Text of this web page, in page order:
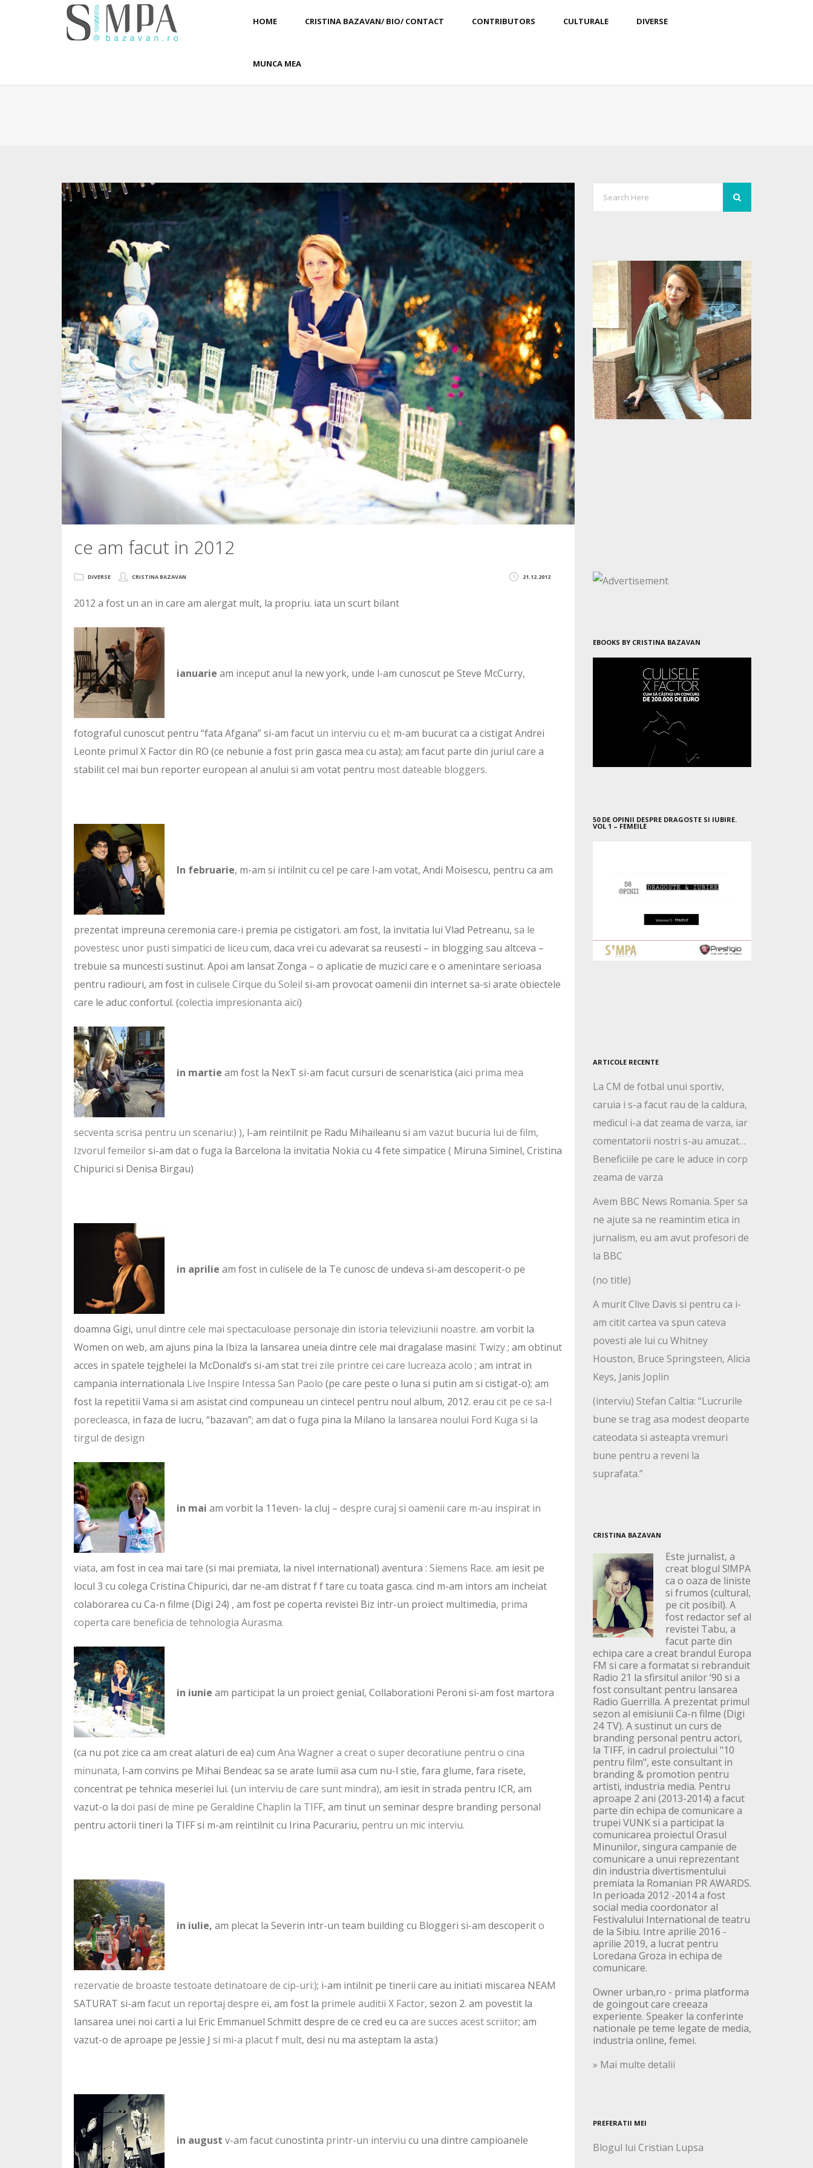
HOME CRISTINA BAZAVAN/ BIO/ CONTACT CONTRIBUTORS CULTURALE DIVERSE
MUNCA MEA
ce am facut in 2012
21.12.2012
DIVERSE CRISTINA BAZAVAN
2012 a fost un an in care am alergat mult, la propriu. iata un scurt bilant
ianuarie am inceput anul la new york, unde l-am cunoscut pe Steve McCurry,
fotograful cunoscut pentru “fata Afgana” si-am facut un interviu cu el; m-am bucurat ca a cistigat Andrei
Leonte primul X Factor din RO (ce nebunie a fost prin gasca mea cu asta); am facut parte din juriul care a
stabilit cel mai bun reporter european al anului si am votat pentru most dateable bloggers.
In februarie, m-am si intilnit cu cel pe care l-am votat, Andi Moisescu, pentru ca am
prezentat impreuna ceremonia care-i premia pe cistigatori. am fost, la invitatia lui Vlad Petreanu, sa le
povestesc unor pusti simpatici de liceu cum, daca vrei cu adevarat sa reusesti – in blogging sau altceva –
trebuie sa muncesti sustinut. Apoi am lansat Zonga – o aplicatie de muzici care e o amenintare serioasa
pentru radiouri, am fost in culisele Cirque du Soleil si-am provocat oamenii din internet sa-si arate obiectele
care le aduc confortul. (colectia impresionanta aici)
in martie am fost la NexT si-am facut cursuri de scenaristica (aici prima mea
secventa scrisa pentru un scenariu:) ), l-am reintilnit pe Radu Mihaileanu si am vazut bucuria lui de film,
Izvorul femeilorsi-am dat o fuga la Barcelona la invitatia Nokia cu 4 fete simpatice ( Miruna Siminel, Cristina
Chipurici si Denisa Birgau)
in aprilie am fost in culisele de la Te cunosc de undeva si-am descoperit-o pe
doamna Gigi, unul dintre cele mai spectaculoase personaje din istoria televiziunii noastre. am vorbit la
Women on web, am ajuns pina la Ibiza la lansarea uneia dintre cele mai dragalase masini: Twizy; am obtinut
acces in spatele tejghelei la McDonald’s si-am stattrei zile printre cei care lucreaza acolo ; am intrat in
campania internationala Live Inspire Intessa San Paolo (pe care peste o luna si putin am si cistigat-o); am
fost la repetitii Vama si am asistat cind compuneau un cintecel pentru noul album, 2012. erau cit pe ce sa-l
porecleasca, in faza de lucru, “bazavan”; am dat o fuga pina la Milano la lansarea noului Ford Kuga si la
tirgul de design
in mai am vorbit la 11even- la cluj – despre curaj si oamenii care m-au inspirat in
viata, am fost in cea mai tare (si mai premiata, la nivel international) aventura : Siemens Race. am iesit pe
locul 3 cu colega Cristina Chipurici, dar ne-am distrat f f tare cu toata gasca. cind m-am intors am incheiat
colaborarea cu Ca-n filme (Digi 24) , am fost pe coperta revistei Biz intr-un proiect multimedia, prima
coperta care beneficia de tehnologia Aurasma.
in iunie am participat la un proiect genial, Collaborationi Peroni si-am fost martora
(ca nu pot zice ca am creat alaturi de ea) cum Ana Wagner a creat o super decoratiune pentru o cina
minunata, l-am convins pe Mihai Bendeac sa se arate lumii asa cum nu-l stie, fara glume, fara risete,
concentrat pe tehnica meseriei lui. (un interviu de care sunt mindra), am iesit in strada pentru ICR, am
vazut-o la doi pasi de mine pe Geraldine Chaplin la TIFF, am tinut un seminar despre branding personal
pentru actorii tineri la TIFF si m-am reintilnit cu Irina Pacurariu, pentru un mic interviu.
in iulie, am plecat la Severin intr-un team building cu Bloggeri si-am descoperito
rezervatie de broaste testoate detinatoare de cip-uri:); i-am intilnit pe tinerii care au initiati miscarea NEAM
SATURAT si-am facut un reportaj despre ei, am fost la primele auditii X Factor, sezon 2. am povestit la
lansarea unei noi carti a lui Eric Emmanuel Schmitt despre de ce cred eu ca are succes acest scriitor; am
vazut-o de aproape pe Jessie J si mi-a placut f mult, desi nu ma asteptam la asta:)
in august v-am facut cunostinta printr-un interviu cu una dintre campioanele
EBOOKS BY CRISTINA BAZAVAN
50 DE OPINII DESPRE DRAGOSTE SI IUBIRE.
VOL 1 – FEMEILE
ARTICOLE RECENTE
La CM de fotbal unui sportiv,
caruia i s-a facut rau de la caldura,
medicul i-a dat zeama de varza, iar
comentatorii nostri s-au amuzat…
Beneficiile pe care le aduce in corp
zeama de varza
Avem BBC News Romania. Sper sa
ne ajute sa ne reamintim etica in
jurnalism, eu am avut profesori de
la BBC
(no title)
A murit Clive Davis si pentru ca i-
am citit cartea va spun cateva
povesti ale lui cu Whitney
Houston, Bruce Springsteen, Alicia
Keys, Janis Joplin
(interviu) Stefan Caltia: “Lucrurile
bune se trag asa modest deoparte
cateodata si asteapta vremuri
bune pentru a reveni la
suprafata.”
CRISTINA BAZAVAN
Este jurnalist, a
creat blogul S!MPA
ca o oaza de liniste
si frumos (cultural,
pe cit posibil). A
fost redactor sef al
revistei Tabu, a
facut parte din
echipa care a creat brandul Europa
FM si care a formatat si rebranduit
Radio 21 la sfirsitul anilor ‘90 si a
fost consultant pentru lansarea
Radio Guerrilla. A prezentat primul
sezon al emisiunii Ca-n filme (Digi
24 TV). A sustinut un curs de
branding personal pentru actori,
la TIFF, in cadrul proiectului "10
pentru film", este consultant in
branding & promotion pentru
artisti, industria media. Pentru
aproape 2 ani (2013-2014) a facut
parte din echipa de comunicare a
trupei VUNK si a participat la
comunicarea proiectul Orasul
Minunilor, singura campanie de
comunicare a unui reprezentant
din industria divertismentului
premiata la Romanian PR AWARDS.
In perioada 2012 -2014 a fost
social media coordonator al
Festivalului International de teatru
de la Sibiu. Intre aprilie 2016 -
aprilie 2019, a lucrat pentru
Loredana Groza in echipa de
comunicare.
Owner urban,ro - prima platforma
de goingout care creeaza
experiente. Speaker la conferinte
nationale pe teme legate de media,
industria online, femei.
» Mai multe detalii
PREFERATII MEI
Blogul lui Cristian Lupsa